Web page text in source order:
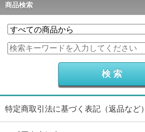
商品検索
特定商取引法に基づく表記（返品など）